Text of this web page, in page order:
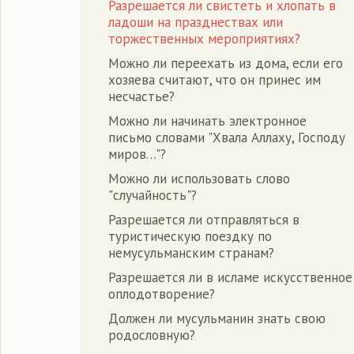
Разрешается ли свистеть и хлопать в
ладоши на празднествах или
торжественных мероприятиях?
Можно ли переехать из дома, если его
хозяева считают, что он принес им
несчастье?
Можно ли начинать электронное
письмо словами "Хвала Аллаху, Господу
миров…"?
Можно ли использовать слово
"случайность"?
Разрешается ли отправляться в
туристическую поездку по
немусульманским странам?
Разрешается ли в исламе искусственное
оплодотворение?
Должен ли мусульманин знать свою
родословную?